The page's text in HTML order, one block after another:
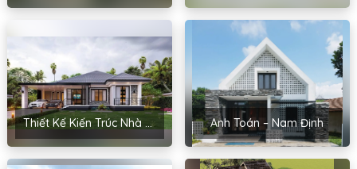
Thiết Kế Kiến Trúc Nhà Sân Vườn Của Chị Hoài – Thanh Miện, Hải Dương Anh Toán – Nam Định